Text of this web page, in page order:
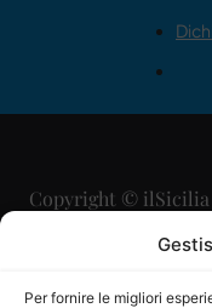
Per fornire le migliori
Copyright © ilSicilia